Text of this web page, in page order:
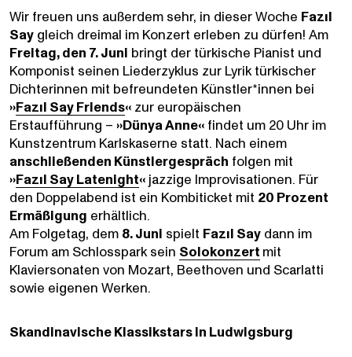
Wir freuen uns außerdem sehr, in dieser Woche Fazıl
Say gleich dreimal im Konzert erleben zu dürfen! Am
Freitag, den 7. Juni bringt der türkische Pianist und
Komponist seinen Liederzyklus zur Lyrik türkischer
Dichterinnen mit befreundeten Künstler*innen bei
»Fazıl Say Friends« zur europäischen
Erstaufführung – »Dünya Anne« findet um 20 Uhr im
Kunstzentrum Karlskaserne statt. Nach einem
anschließenden Künstlergespräch folgen mit
»Fazıl Say Latenight« jazzige Improvisationen. Für
den Doppelabend ist ein Kombiticket mit 20 Prozent
Ermäßigung erhältlich.
Am Folgetag, dem 8. Juni spielt Fazıl Say dann im
Forum am Schlosspark sein Solokonzert mit
Klaviersonaten von Mozart, Beethoven und Scarlatti
sowie eigenen Werken.
Skandinavische Klassikstars in Ludwigsburg